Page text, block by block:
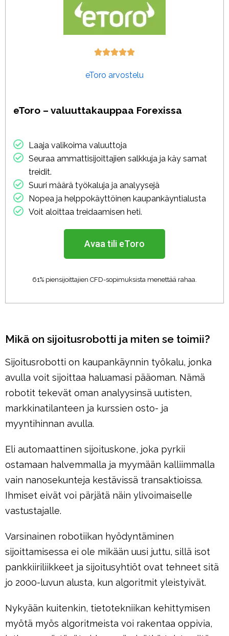

eToro arvostelu
eToro – valuuttakauppaa Forexissa
Laaja valikoima valuuttoja
Seuraa ammattisijoittajien salkkuja ja käy samat
treidit.
Suuri määrä työkaluja ja analyysejä
Nopea ja helppokäyttöinen kaupankäyntialusta
Voit aloittaa treidaamisen heti.
Avaa tili eToro
61% piensijoittajien CFD-sopimuksista menettää rahaa.
Mikä on sijoitusrobotti ja miten se toimii?
Sijoitusrobotti on kaupankäynnin työkalu, jonka
avulla voit sijoittaa haluamasi pääoman. Nämä
robotit tekevät oman analyysinsä uutisten,
markkinatilanteen ja kurssien osto- ja
myyntihinnan avulla.
Eli automaattinen sijoituskone, joka pyrkii
ostamaan halvemmalla ja myymään kalliimmalla
vain nanosekunteja kestävissä transaktioissa.
Ihmiset eivät voi pärjätä näin ylivoimaiselle
vastustajalle.
Varsinainen robotiikan hyödyntäminen
sijoittamisessa ei ole mikään uusi juttu, sillä isot
pankkiiriliikkeet ja sijoitusyhtiöt ovat tehneet sitä
jo 2000-luvun alusta, kun algoritmit yleistyivät.
Nykyään kuitenkin, tietotekniikan kehittymisen
myötä myös algoritmeista voi rakentaa oppivia,